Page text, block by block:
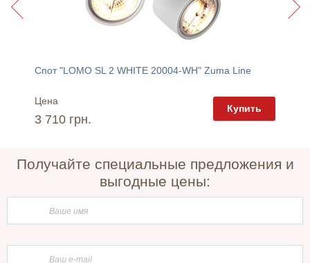
Спот "LOMO SL 2 WHITE 20004-WH" Zuma Line
Цена
3 710 грн.
Купить
Получайте специальные предложения и
выгодные цены: